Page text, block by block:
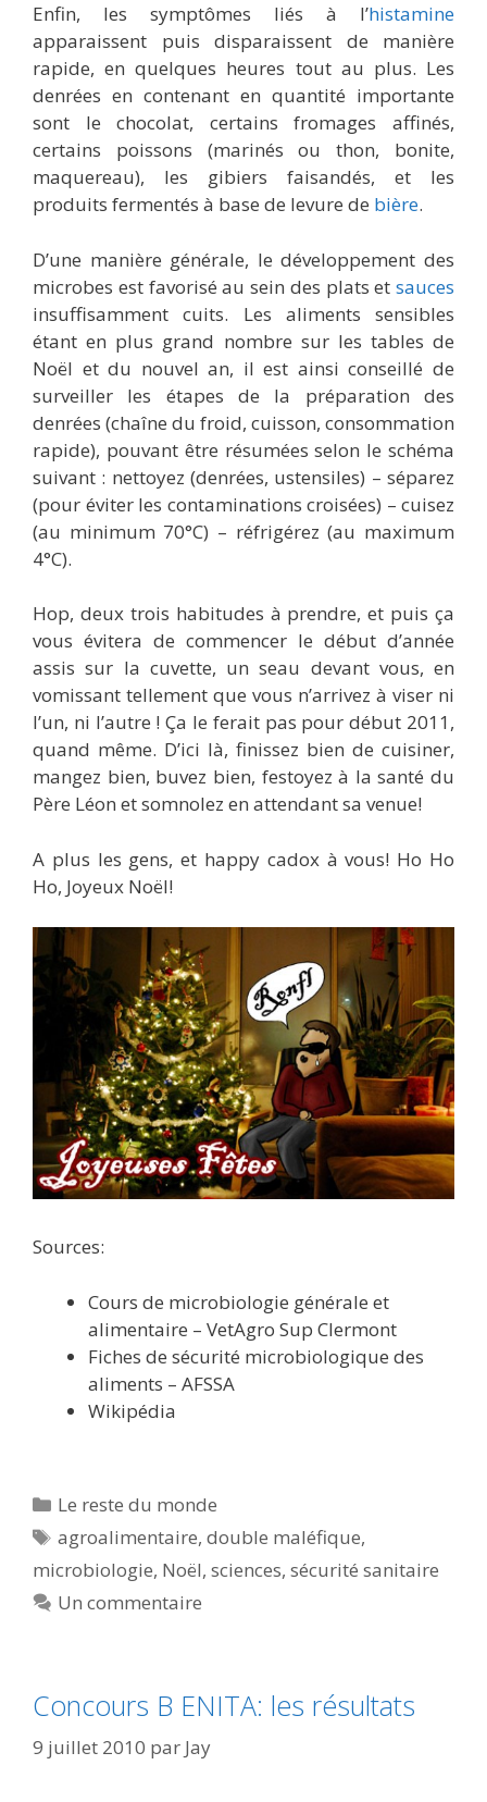
Enfin, les symptômes liés à l’histamine
apparaissent puis disparaissent de manière
rapide, en quelques heures tout au plus. Les
denrées en contenant en quantité importante
sont le chocolat, certains fromages affinés,
certains poissons (marinés ou thon, bonite,
maquereau), les gibiers faisandés, et les
produits fermentés à base de levure de bière.
D’une manière générale, le développement des
microbes est favorisé au sein des plats et sauces
insuffisamment cuits. Les aliments sensibles
étant en plus grand nombre sur les tables de
Noël et du nouvel an, il est ainsi conseillé de
surveiller les étapes de la préparation des
denrées (chaîne du froid, cuisson, consommation
rapide), pouvant être résumées selon le schéma
suivant : nettoyez (denrées, ustensiles) – séparez
(pour éviter les contaminations croisées) – cuisez
(au minimum 70°C) – réfrigérez (au maximum
4°C).
Hop, deux trois habitudes à prendre, et puis ça
vous évitera de commencer le début d’année
assis sur la cuvette, un seau devant vous, en
vomissant tellement que vous n’arrivez à viser ni
l’un, ni l’autre ! Ça le ferait pas pour début 2011,
quand même. D’ici là, finissez bien de cuisiner,
mangez bien, buvez bien, festoyez à la santé du
Père Léon et somnolez en attendant sa venue!
A plus les gens, et happy cadox à vous! Ho Ho
Ho, Joyeux Noël!
Sources:
Cours de microbiologie générale et
alimentaire – VetAgro Sup Clermont
Fiches de sécurité microbiologique des
aliments – AFSSA
Wikipédia
Catégories
Le reste du monde
Étiquettes
agroalimentaire,double maléfique,
microbiologie, Noël, sciences, sécurité sanitaire
Un commentaire
Concours B ENITA: les résultats
9 juillet 2010 par Jay